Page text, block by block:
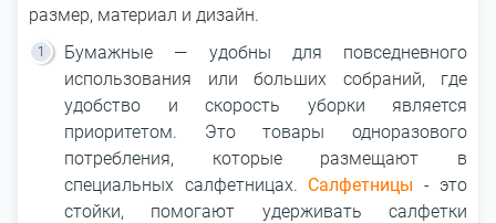
размер, материал и дизайн.
Бумажные ― удобны для повседневного
использования или больших собраний, где
удобство и скорость уборки является
приоритетом. Это товары одноразового
потребления, которые размещают в
специальных салфетницах. Салфетницы - это
стойки, помогают удерживать салфетки